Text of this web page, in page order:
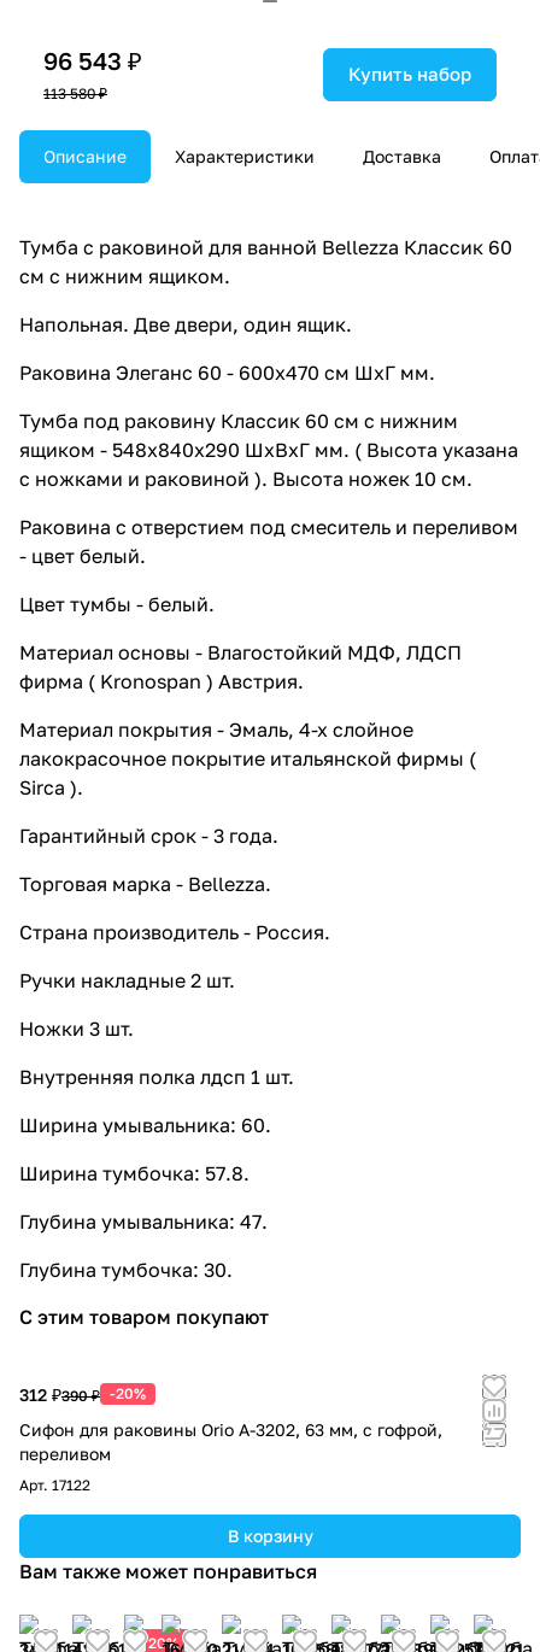
96 543 ₽
113 580 ₽
Купить набор
Описание Характеристики Доставка
Тумба с раковиной для ванной Bellezza Классик 60
см с нижним ящиком.
Напольная. Две двери, один ящик.
Раковина Элеганс 60 - 600х470 см ШхГ мм.
Тумба под раковину Классик 60 см с нижним
ящиком - 548х840х290 ШхВхГ мм. ( Высота указана
с ножками и раковиной ). Высота ножек 10 см.
Раковина с отверстием под смеситель и переливом
- цвет белый.
Цвет тумбы - белый.
Материал основы - Влагостойкий МДФ, ЛДСП
фирма ( Kronospan ) Австрия.
Материал покрытия - Эмаль, 4-х слойное
лакокрасочное покрытие итальянской фирмы (
Sirca ).
Гарантийный срок - 3 года.
Торговая марка - Bellezza.
Страна производитель - Россия.
Ручки накладные 2 шт.
Ножки 3 шт.
Внутренняя полка лдсп 1 шт.
Ширина умывальника: 60.
Ширина тумбочка: 57.8.
Глубина умывальника: 47.
Глубина тумбочка: 30.
С этим товаром покупают
312 ₽390 ₽ -20%
Сифон для раковины Orio А-3202, 63 мм, с гофрой,
переливом
Арт. 17122
В корзину
Вам также может понравиться
20%